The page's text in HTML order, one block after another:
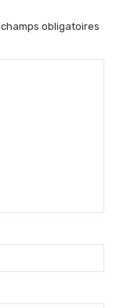
obligatoires